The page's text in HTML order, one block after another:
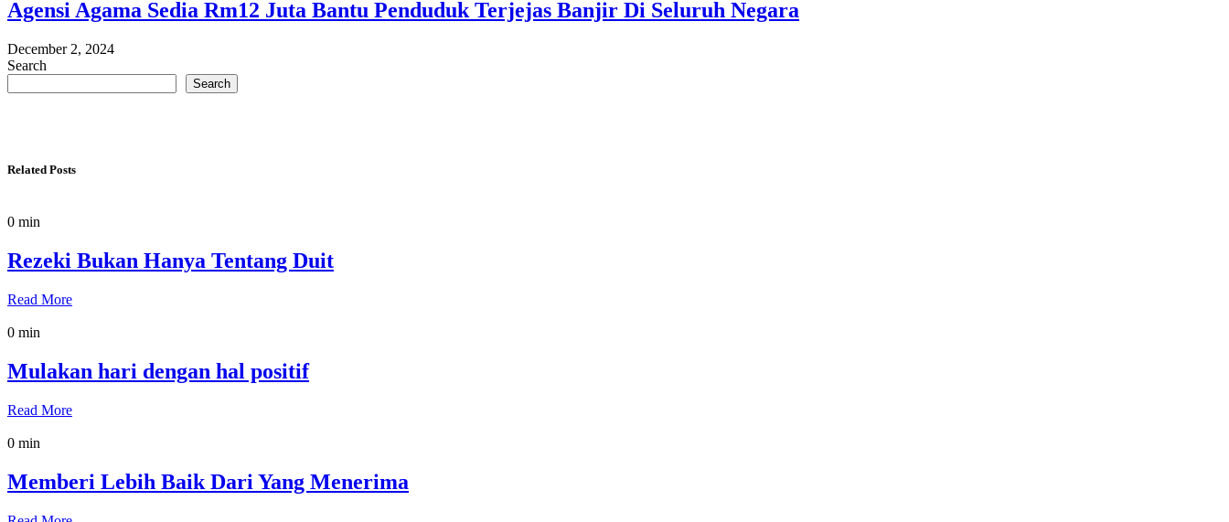
Agensi Agama Sedia Rm12 Juta Bantu Penduduk Terjejas Banjir Di Seluruh Negara
December 2, 2024
Search
Search
Related Posts
0 min
Rezeki Bukan Hanya Tentang Duit
Read More
0 min
Mulakan hari dengan hal positif
Read More
0 min
Memberi Lebih Baik Dari Yang Menerima